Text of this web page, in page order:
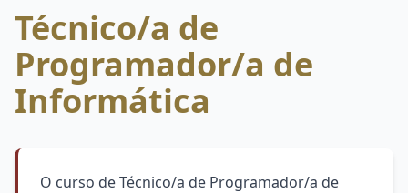
Técnico/a de
Programador/a de
Informática
O curso de Técnico/a de Programador/a de